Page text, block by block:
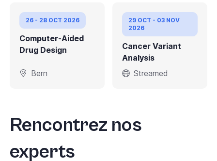
26 - 28 OCT 2026
Computer-Aided
Drug Design
Bern
29 OCT - 03 NOV
2026
Cancer Variant
Analysis
Streamed
Rencontrez nos
experts